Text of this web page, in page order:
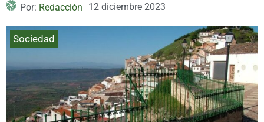
Por: Redacción 12 diciembre 2023
Sociedad